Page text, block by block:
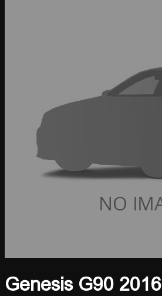
Genesis G90 2016